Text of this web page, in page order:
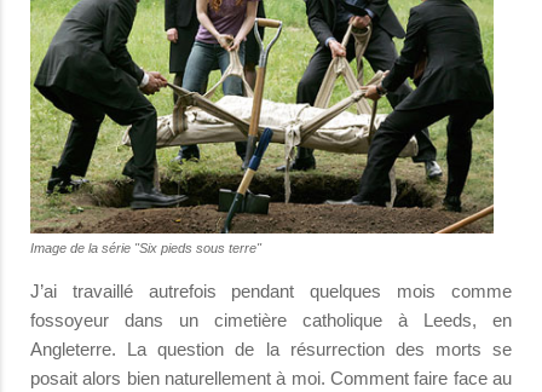
Image de la série "Six pieds sous terre"
J’ai travaillé autrefois pendant quelques mois comme
fossoyeur dans un cimetière catholique à Leeds, en
Angleterre. La question de la résurrection des morts se
posait alors bien naturellement à moi. Comment faire face au